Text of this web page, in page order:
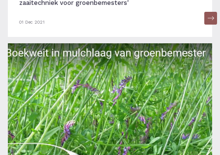
zaaitechniek voor groenbemesters'
01 Dec 2021